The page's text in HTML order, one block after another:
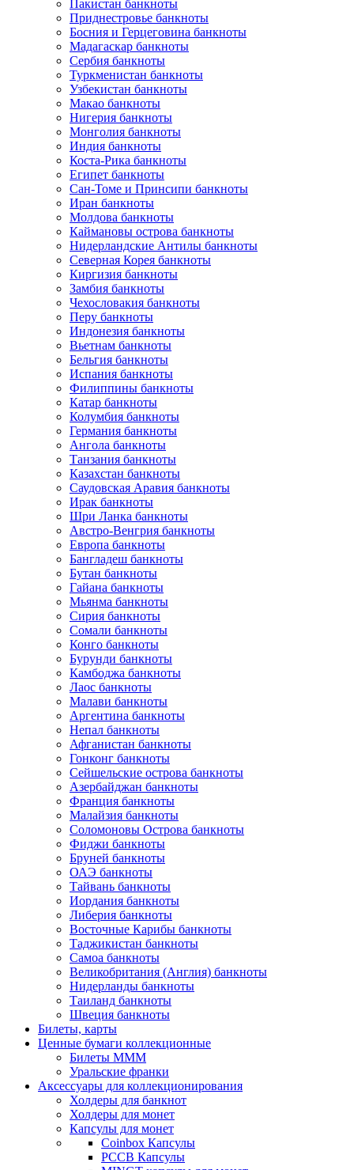
Пакистан банкноты
Приднестровье банкноты
Босния и Герцеговина банкноты
Мадагаскар банкноты
Сербия банкноты
Туркменистан банкноты
Узбекистан банкноты
Макао банкноты
Нигерия банкноты
Монголия банкноты
Индия банкноты
Коста-Рика банкноты
Египет банкноты
Сан-Томе и Принсипи банкноты
Иран банкноты
Молдова банкноты
Каймановы острова банкноты
Нидерландские Антилы банкноты
Северная Корея банкноты
Киргизия банкноты
Замбия банкноты
Чехословакия банкноты
Перу банкноты
Индонезия банкноты
Вьетнам банкноты
Бельгия банкноты
Испания банкноты
Филиппины банкноты
Катар банкноты
Колумбия банкноты
Германия банкноты
Ангола банкноты
Танзания банкноты
Казахстан банкноты
Саудовская Аравия банкноты
Ирак банкноты
Шри Ланка банкноты
Австро-Венгрия банкноты
Европа банкноты
Бангладеш банкноты
Бутан банкноты
Гайана банкноты
Мьянма банкноты
Сирия банкноты
Сомали банкноты
Конго банкноты
Бурунди банкноты
Камбоджа банкноты
Лаос банкноты
Малави банкноты
Аргентина банкноты
Непал банкноты
Афганистан банкноты
Гонконг банкноты
Сейшельские острова банкноты
Азербайджан банкноты
Франция банкноты
Малайзия банкноты
Соломоновы Острова банкноты
Фиджи банкноты
Бруней банкноты
ОАЭ банкноты
Тайвань банкноты
Иордания банкноты
Либерия банкноты
Восточные Карибы банкноты
Таджикистан банкноты
Самоа банкноты
Великобритания (Англия) банкноты
Нидерланды банкноты
Таиланд банкноты
Швеция банкноты
Билеты, карты
Ценные бумаги коллекционные
Билеты МММ
Уральские франки
Аксессуары для коллекционирования
Холдеры для банкнот
Холдеры для монет
Капсулы для монет
Coinbox Капсулы
РССВ Капсулы